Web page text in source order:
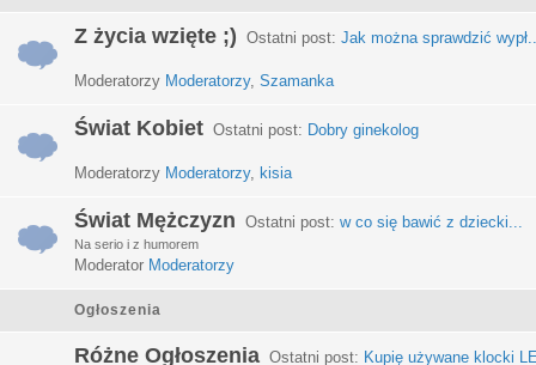
Z życia wzięte ;) Ostatni post: Jak można sprawdzić
Moderatorzy Moderatorzy, Szamanka
Świat Kobiet Ostatni post: Dobry ginekolog
Moderatorzy Moderatorzy, kisia
Świat Mężczyzn Ostatni post: w co się bawić z dziecki...
Na serio i z humorem
Moderator Moderatorzy
Ogłoszenia
Różne Ogłoszenia Ostatni post: Kupię używane klocki